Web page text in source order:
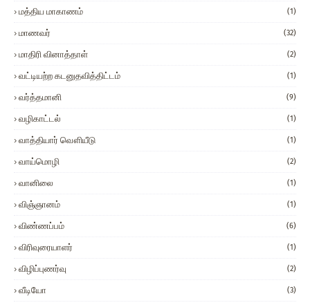
மத்திய மாகாணம் (1)
மாணவர் (32)
மாதிரி வினாத்தாள் (2)
வட்டியற்ற கடனுதவித்திட்டம் (1)
வர்த்தமானி (9)
வழிகாட்டல் (1)
வாத்தியார் வௌியீடு (1)
வாய்மொழி (2)
வானிலை (1)
விஞ்ஞானம் (1)
விண்ணப்பம் (6)
விரிவுரையாளர் (1)
விழிப்புணர்வு (2)
வீடியோ (3)